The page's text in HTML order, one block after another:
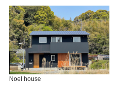
Noel house